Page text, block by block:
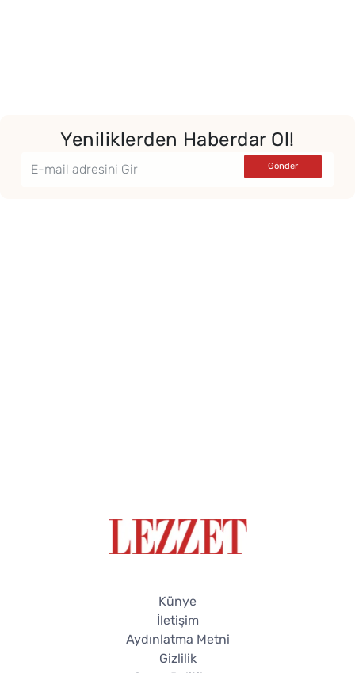
Yeniliklerden Haberdar Ol!
Künye
İletişim
Aydınlatma Metni
Gizlilik